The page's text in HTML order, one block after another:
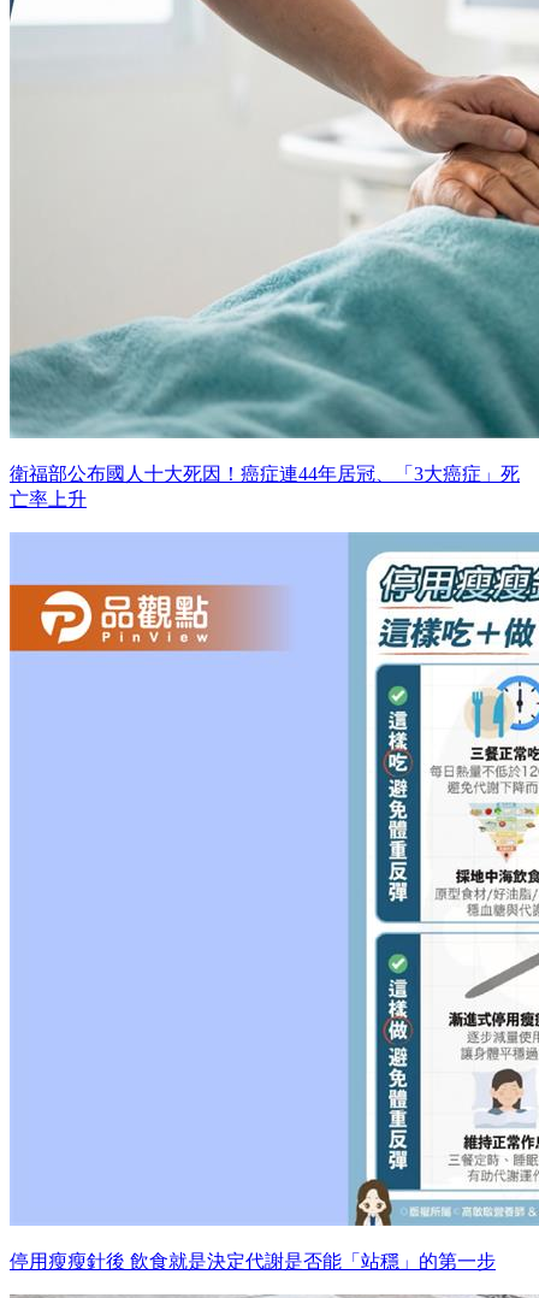
衛福部公布國人十大死因！癌症連44年居冠、「3大癌症」死
亡率上升
停用瘦瘦針後 飲食就是決定代謝是否能「站穩」的第一步